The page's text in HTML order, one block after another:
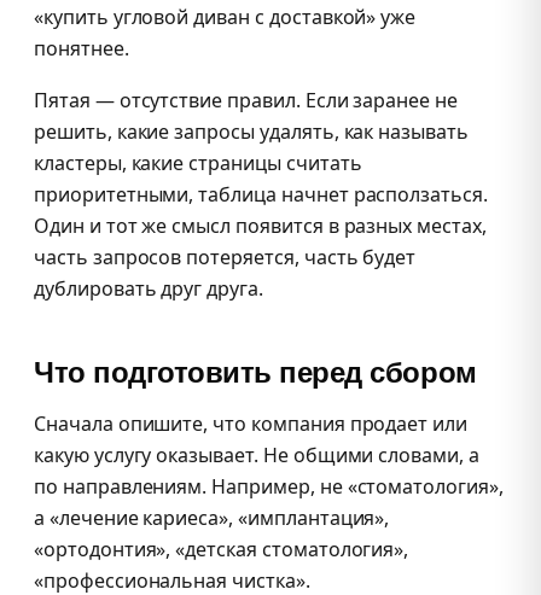
«купить угловой диван с доставкой» уже
понятнее.
Пятая — отсутствие правил. Если заранее не
решить, какие запросы удалять, как называть
кластеры, какие страницы считать
приоритетными, таблица начнет расползаться.
Один и тот же смысл появится в разных местах,
часть запросов потеряется, часть будет
дублировать друг друга.
Что подготовить перед сбором
Сначала опишите, что компания продает или
какую услугу оказывает. Не общими словами, а
по направлениям. Например, не «стоматология»,
а «лечение кариеса», «имплантация»,
«ортодонтия», «детская стоматология»,
«профессиональная чистка».